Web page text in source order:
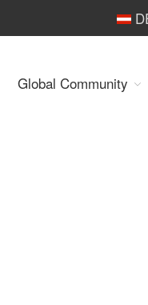
Global Community